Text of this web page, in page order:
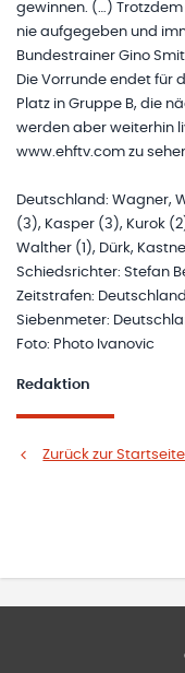
gewinnen. (…)
nie aufgegeben und
Bundestrainer Gino
Die Vorrunde endet für
Platz in Gruppe B, die
werden aber weiterhin
www.ehftv.com zu
Deutschland: Wagner,
(3), Kasper (3), Kurok
Walther (1), Dürk,
Schiedsrichter: Stefan
Zeitstrafen:
Siebenmeter:
Foto: Photo Ivanovic
Redaktion
Zurück zur Startseite